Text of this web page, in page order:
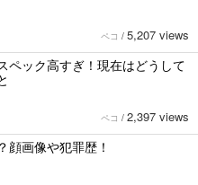
ペコ / 5,207 views
ペック高すぎ！現在はどうして
ペコ / 2,397 views
顔画像や犯罪歴！